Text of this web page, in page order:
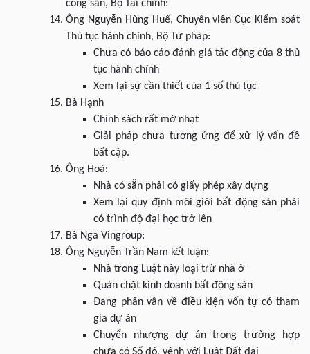
công sản, Bộ Tài chính:
Ông Nguyễn Hùng Huế, Chuyên viên Cục Kiểm soát
Thủ tục hành chính, Bộ Tư pháp:
Chưa có báo cáo đánh giá tác động của 8 thủ
tục hành chính
Xem lại sự cần thiết của 1 số thủ tục
Bà Hạnh
Chính sách rất mờ nhạt
Giải pháp chưa tương ứng để xử lý vấn đề
bất cập.
Ông Hoà:
Nhà có sẵn phải có giấy phép xây dựng
Xem lại quy định môi giới bất động sản phải
có trình độ đại học trở lên
Bà Nga Vingroup:
Ông Nguyễn Trần Nam kết luận:
Nhà trong Luật này loại trừ nhà ở
Quản chặt kinh doanh bất động sản
Đang phân vân về điều kiện vốn tự có tham
gia dự án
Chuyển nhượng dự án trong trường hợp